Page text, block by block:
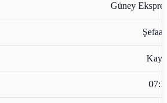
Güney